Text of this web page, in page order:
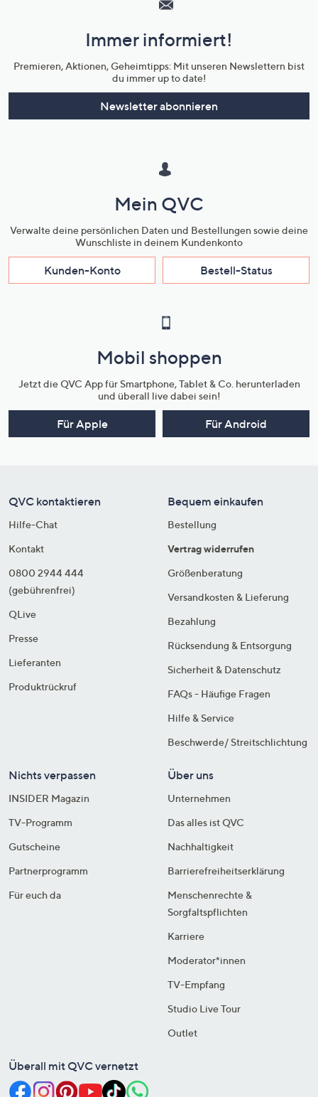
Unternehmensinformationen
Immer informiert!
Premieren, Aktionen, Geheimtipps: Mit unseren Newslettern bist
du immer up to date!
Newsletter abonnieren
Mein QVC
Verwalte deine persönlichen Daten und Bestellungen sowie deine
Wunschliste in deinem Kundenkonto
Kunden-Konto Bestell-Status
Mobil shoppen
Jetzt die QVC App für Smartphone, Tablet & Co. herunterladen
und überall live dabei sein!
Für Apple Für Android
QVC kontaktieren
Hilfe-Chat
Kontakt
0800 2944 444
(gebührenfrei)
QLive
Presse
Lieferanten
Produktrückruf
Bequem einkaufen
Bestellung
Vertrag widerrufen
Größenberatung
Versandkosten & Lieferung
Bezahlung
Rücksendung & Entsorgung
Sicherheit & Datenschutz
FAQs - Häufige Fragen
Hilfe & Service
Beschwerde/ Streitschlichtung
Nichts verpassen
INSIDER Magazin
TV-Programm
Gutscheine
Partnerprogramm
Für euch da
Über uns
Unternehmen
Das alles ist QVC
Nachhaltigkeit
Barrierefreiheitserklärung
Menschenrechte &
Sorgfaltspflichten
Karriere
Moderator*innen
TV-Empfang
Studio Live Tour
Outlet
Überall mit QVC vernetzt